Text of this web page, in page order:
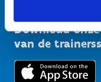
Bedrijven
Trainers en begeleiders
Kennisplatform
Downloads
Voor de pers
Download
van de